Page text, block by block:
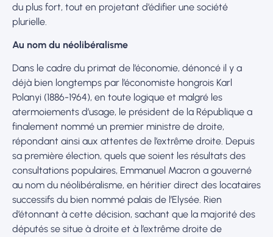
du plus fort, tout en projetant d’édifier une société
plurielle.
Au nom du néolibéralisme
Dans le cadre du primat de l’économie, dénoncé il y a
déjà bien longtemps par l’économiste hongrois Karl
Polanyi (1886-1964), en toute logique et malgré les
atermoiements d’usage, le président de la République a
finalement nommé un premier ministre de droite,
répondant ainsi aux attentes de l’extrême droite. Depuis
sa première élection, quels que soient les résultats des
consultations populaires, Emmanuel Macron a gouverné
au nom du néolibéralisme, en héritier direct des locataires
successifs du bien nommé palais de l’Elysée. Rien
d’étonnant à cette décision, sachant que la majorité des
députés se situe à droite et à l’extrême droite de